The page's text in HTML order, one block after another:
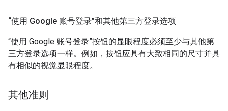
“使用 Google 账号登录”和其他第三方登录选项
“使用 Google 账号登录”按钮的显眼程度必须至少与其他第
三方登录选项一样。例如，按钮应具有大致相同的尺寸并具
有相似的视觉显眼程度。
其他准则